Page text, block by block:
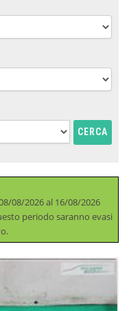
CERCA
08/2026 al 16/08/2026
periodo saranno evasi